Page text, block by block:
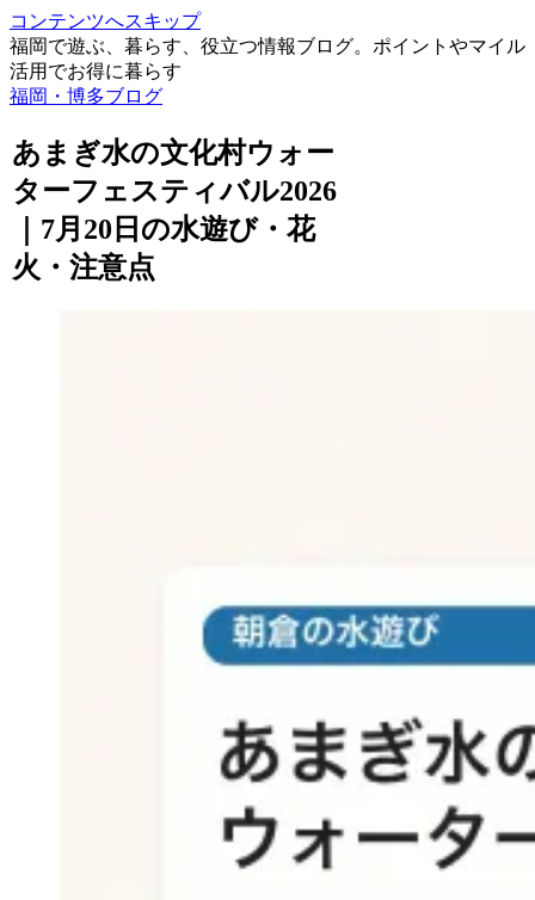
コンテンツへスキップ
福岡で遊ぶ、暮らす、役立つ情報ブログ。ポイントやマイル
活用でお得に暮らす
福岡・博多ブログ
あまぎ水の文化村ウォー
ターフェスティバル2026
｜7月20日の水遊び・花
火・注意点